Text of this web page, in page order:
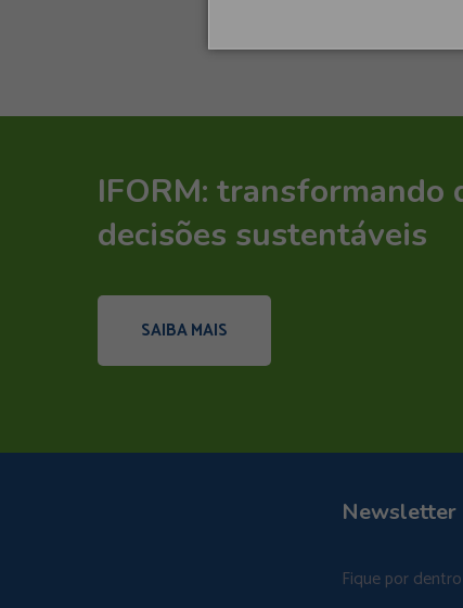
IFORM: transformando
decisões sustentáveis
SAIBA MAIS
Newsletter
Fique por